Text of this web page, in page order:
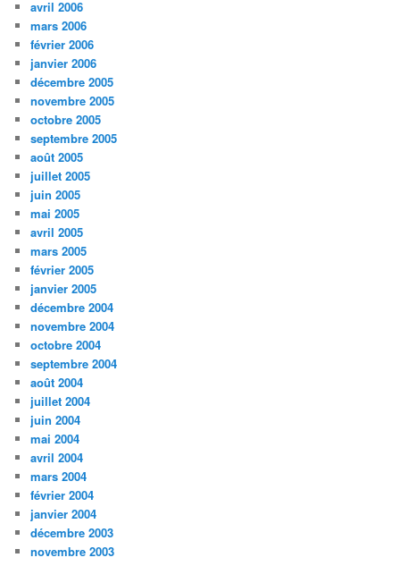
avril 2006
mars 2006
février 2006
janvier 2006
décembre 2005
novembre 2005
octobre 2005
septembre 2005
août 2005
juillet 2005
juin 2005
mai 2005
avril 2005
mars 2005
février 2005
janvier 2005
décembre 2004
novembre 2004
octobre 2004
septembre 2004
août 2004
juillet 2004
juin 2004
mai 2004
avril 2004
mars 2004
février 2004
janvier 2004
décembre 2003
novembre 2003